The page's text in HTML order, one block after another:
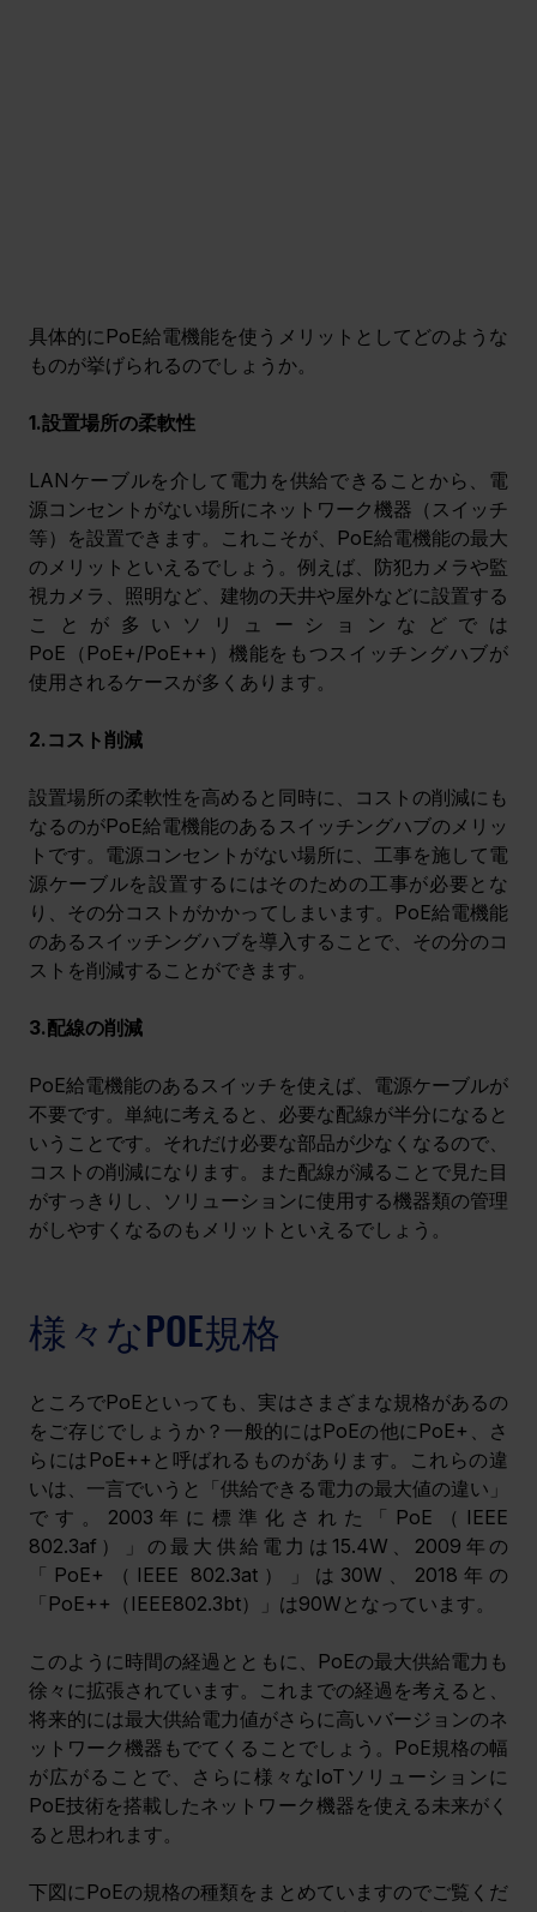
具体的にPoE給電機能を使うメリットとしてどのような
ものが挙げられるのでしょうか。
1.設置場所の柔軟性
LANケーブルを介して電力を供給できることから、電
源コンセントがない場所にネットワーク機器（スイッチ
等）を設置できます。これこそが、PoE給電機能の最大
のメリットといえるでしょう。例えば、防犯カメラや監
視カメラ、照明など、建物の天井や屋外などに設置する
ことが多いソリューションなどでは
PoE（PoE+/PoE++）機能をもつスイッチングハブが
使用されるケースが多くあります。
2.コスト削減
設置場所の柔軟性を高めると同時に、コストの削減にも
なるのがPoE給電機能のあるスイッチングハブのメリッ
トです。電源コンセントがない場所に、工事を施して電
源ケーブルを設置するにはそのための工事が必要とな
り、その分コストがかかってしまいます。PoE給電機能
のあるスイッチングハブを導入することで、その分のコ
ストを削減することができます。
3.配線の削減
PoE給電機能のあるスイッチを使えば、電源ケーブルが
不要です。単純に考えると、必要な配線が半分になると
いうことです。それだけ必要な部品が少なくなるので、
コストの削減になります。また配線が減ることで見た目
がすっきりし、ソリューションに使用する機器類の管理
がしやすくなるのもメリットといえるでしょう。
様々なPOE規格
ところでPoEといっても、実はさまざまな規格があるの
をご存じでしょうか？一般的にはPoEの他にPoE+、さ
らにはPoE++と呼ばれるものがあります。これらの違
いは、一言でいうと「供給できる電力の最大値の違い」
です。 2003年に標準化された「PoE（IEEE
802.3af）」の最大供給電力は15.4W、2009年の
「PoE+（IEEE 802.3at）」は30W、2018年の
「PoE++（IEEE802.3bt）」は90Wとなっています。
このように時間の経過とともに、PoEの最大供給電力も
徐々に拡張されています。これまでの経過を考えると、
将来的には最大供給電力値がさらに高いバージョンのネ
ットワーク機器もでてくることでしょう。PoE規格の幅
が広がることで、さらに様々なIoTソリューションに
PoE技術を搭載したネットワーク機器を使える未来がく
ると思われます。
下図にPoEの規格の種類をまとめていますのでご覧くだ